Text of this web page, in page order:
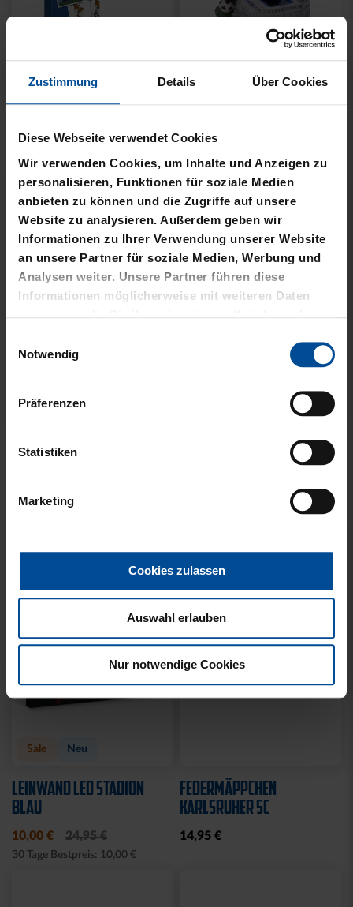
Zustimmung Details Über Cookies
Diese Webseite verwendet Cookies
Wir verwenden Cookies, um Inhalte und Anzeigen zu
personalisieren, Funktionen für soziale Medien
anbieten zu können und die Zugriffe auf unsere
Website zu analysieren. Außerdem geben wir
Informationen zu Ihrer Verwendung unserer Website
an unsere Partner für soziale Medien, Werbung und
Analysen weiter. Unsere Partner führen diese
Informationen möglicherweise mit weiteren Daten
gesammelt haben.
Notwendig
Präferenzen
Statistiken
Marketing
Cookies zulassen
Auswahl erlauben
Nur notwendige Cookies
12,95 € 34,95 €
Sale
HALF ZIP KRLSRH GRAU
LADIES
30 Tage Bestpreis: 35,00 €
BABY LÄTZCHEN-2ER
Sale Neu
LEINWAND LED STADION
BLAU
10,00 € 24,95 €
30 Tage Bestpreis: 10,00 €
FEDERMÄPPCHEN
KARLSRUHER SC
14,95 €